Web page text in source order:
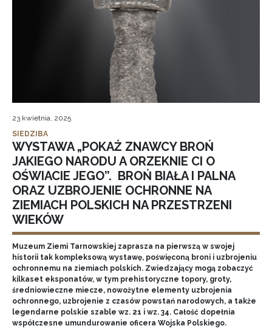
23 kwietnia, 2025
SIEDZIBA
WYSTAWA „POKAŻ ZNAWCY BROŃ
JAKIEGO NARODU A ORZEKNIE CI O
OŚWIACIE JEGO”. BROŃ BIAŁA I PALNA
ORAZ UZBROJENIE OCHRONNE NA
ZIEMIACH POLSKICH NA PRZESTRZENI
WIEKÓW
Muzeum Ziemi Tarnowskiej zaprasza na pierwszą w swojej
historii tak kompleksową wystawę, poświęconą broni i uzbrojeniu
ochronnemu na ziemiach polskich. Zwiedzający mogą zobaczyć
kilkaset eksponatów, w tym prehistoryczne topory, groty,
średniowieczne miecze, nowożytne elementy uzbrojenia
ochronnego, uzbrojenie z czasów powstań narodowych, a także
legendarne polskie szable wz. 21 i wz. 34. Całość dopełnia
współczesne umundurowanie oficera Wojska Polskiego.